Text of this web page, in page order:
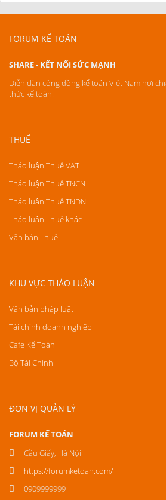
FORUM KẾ TOÁN
SHARE - KẾT NỐI SỨC MẠNH
Diễn đàn cộng đồng kế toán Việt Nam nơi
thức kế toán.
THUẾ
Thảo luận Thuế VAT
Thảo luận Thuế TNCN
Thảo luận Thuế TNDN
Thảo luận Thuế khác
Văn bản Thuế
KHU VỰC THẢO LUẬN
Văn bản pháp luật
Tài chính doanh nghiệp
Cafe Kế Toán
Bộ Tài Chính
ĐƠN VỊ QUẢN LÝ
FORUM KẾ TOÁN
Cầu Giấy, Hà Nội
https://forumketoan.com/
0909999999